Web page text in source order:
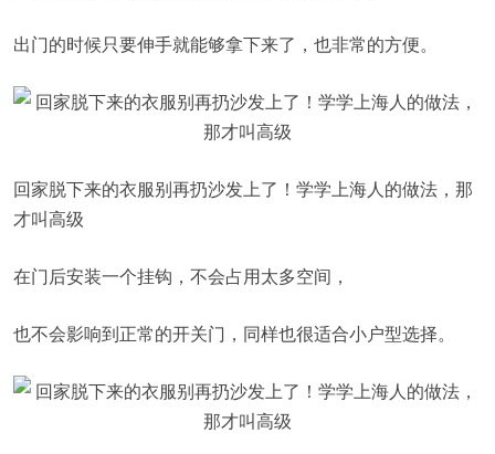
出门的时候只要伸手就能够拿下来了，也非常的方便。
回家脱下来的衣服别再扔沙发上了！学学上海人的做法，那
才叫高级
在门后安装一个挂钩，不会占用太多空间，
也不会影响到正常的开关门，同样也很适合小户型选择。